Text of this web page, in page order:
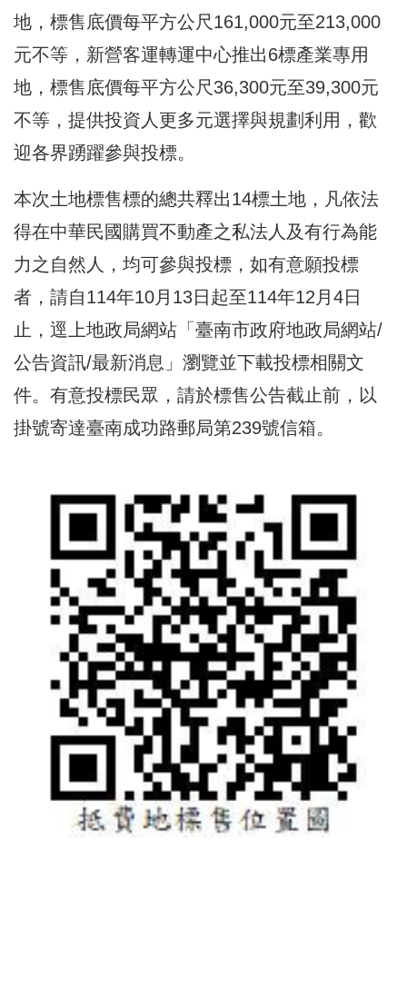
地，標售底價每平方公尺161,000元至213,000
元不等，新營客運轉運中心推出6標產業專用
地，標售底價每平方公尺36,300元至39,300元
不等，提供投資人更多元選擇與規劃利用，歡
迎各界踴躍參與投標。
本次土地標售標的總共釋出14標土地，凡依法
得在中華民國購買不動產之私法人及有行為能
力之自然人，均可參與投標，如有意願投標
者，請自114年10月13日起至114年12月4日
止，逕上地政局網站「臺南市政府地政局網站/
公告資訊/最新消息」瀏覽並下載投標相關文
件。有意投標民眾，請於標售公告截止前，以
掛號寄達臺南成功路郵局第239號信箱。